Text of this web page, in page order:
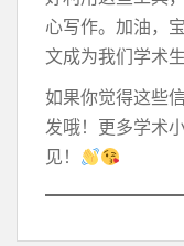
心写作。加油，
文成为我们学术
如果你觉得这些
发哦！更多学术
见！